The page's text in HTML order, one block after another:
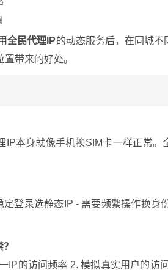
全民代理IP的动态服务后，在同城
带来的好处。
IP本身就像手机换SIM卡一样正常
登录选静态IP - 需要频繁操作换身
IP的访问频率 2. 模拟真实用户的访